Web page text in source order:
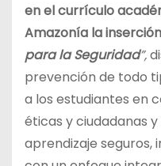
en el currículo
Amazonía la
para la Seguridad”,
prevención de todo
a los estudiantes en
éticas y ciudadanas
aprendizaje seguros,